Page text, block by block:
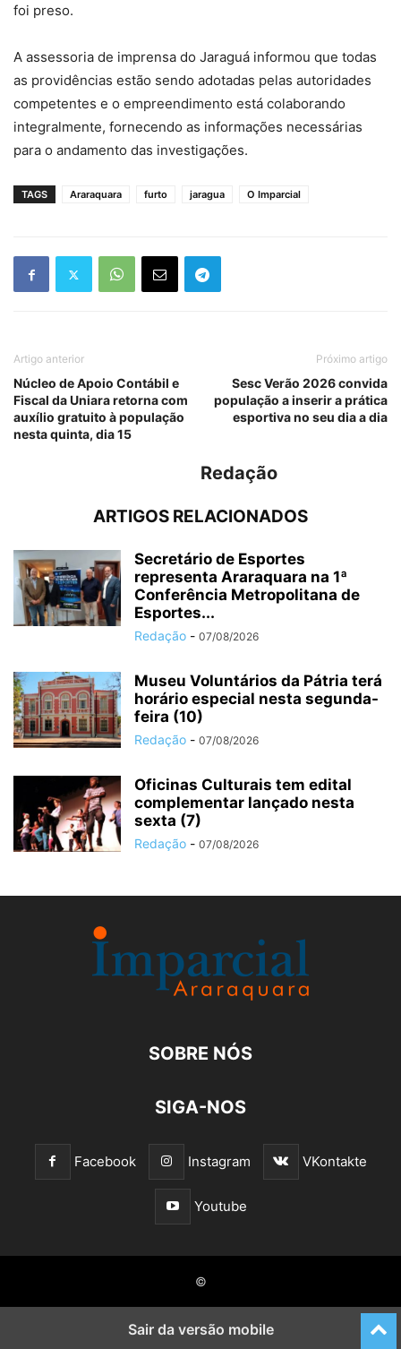
foi preso.
A assessoria de imprensa do Jaraguá informou que todas
as providências estão sendo adotadas pelas autoridades
competentes e o empreendimento está colaborando
integralmente, fornecendo as informações necessárias
para o andamento das investigações.
TAGS Araraquara furto jaragua O Imparcial
Artigo anterior
Núcleo de Apoio Contábil e
Fiscal da Uniara retorna com
auxílio gratuito à população
nesta quinta, dia 15
Próximo artigo
Sesc Verão 2026 convida
população a inserir a prática
esportiva no seu dia a dia
Redação
ARTIGOS RELACIONADOS
Secretário de Esportes
representa Araraquara na 1ª
Conferência Metropolitana de
Esportes...
Redação - 07/08/2026
Museu Voluntários da Pátria terá
horário especial nesta segunda-
feira (10)
Redação - 07/08/2026
Oficinas Culturais tem edital
complementar lançado nesta
sexta (7)
Redação - 07/08/2026
SOBRE NÓS
SIGA-NOS
Facebook Instagram VKontakte
Youtube
©
Sair da versão mobile